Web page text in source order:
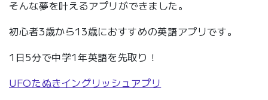
そんな夢を叶えるアプリができました。
初心者3歳から13歳におすすめの英語アプリです。
1日5分で中学1年英語を先取り！
UFOたぬきイングリッシュアプリ